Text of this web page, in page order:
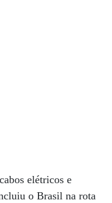
elétricos e
o Brasil na rota